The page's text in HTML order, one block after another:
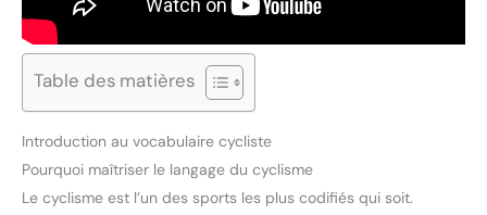
Table des matières
Introduction au vocabulaire cycliste
Pourquoi maîtriser le langage du cyclisme
Le cyclisme est l’un des sports les plus codifiés qui soit.